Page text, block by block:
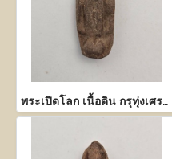
พระเปิดโลก เนื้อดิน กรุทุ่งเศรษฐี กำแพงเพชร